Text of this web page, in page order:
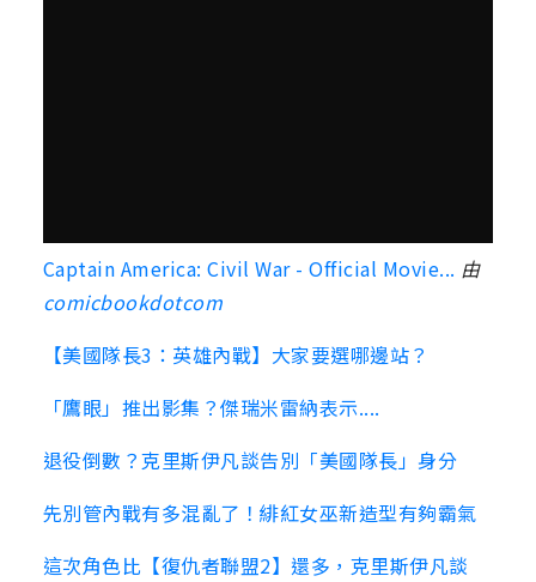
Captain America: Civil War - Official Movie... 由
comicbookdotcom
【美國隊長3：英雄內戰】大家要選哪邊站？
「鷹眼」推出影集？傑瑞米雷納表示....
退役倒數？克里斯伊凡談告別「美國隊長」身分
先別管內戰有多混亂了！緋紅女巫新造型有夠霸氣
這次角色比【復仇者聯盟2】還多，克里斯伊凡談